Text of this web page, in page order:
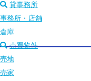
貸事務所
事務所・店舗
倉庫
売買物件
売地
売家